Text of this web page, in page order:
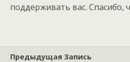
поддерживать вас. Спасибо,
Предыдущая Запись